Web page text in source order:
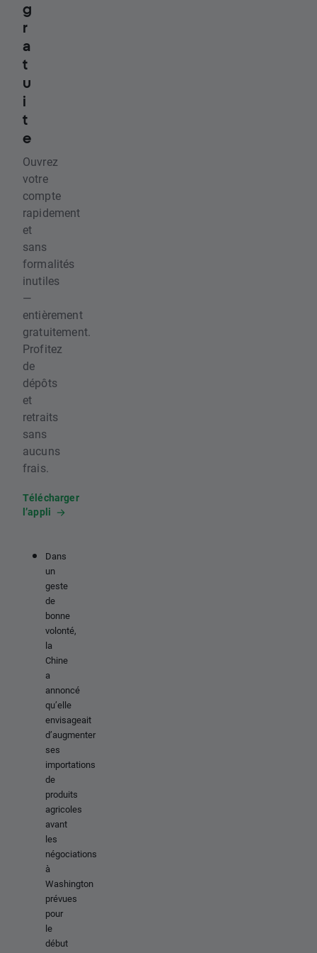
g
r
a
t
u
i
t
e
Ouvrez
votre
compte
rapidement
et
sans
formalités
inutiles
—
entièrement
gratuitement.
Profitez
de
dépôts
et
retraits
sans
aucuns
frais.
Télécharger
l’appli
Dans
un
geste
de
bonne
volonté,
la
Chine
a
annoncé
qu’elle
envisageait
d’augmenter
ses
importations
de
produits
agricoles
avant
les
négociations
à
Washington
prévues
pour
le
début